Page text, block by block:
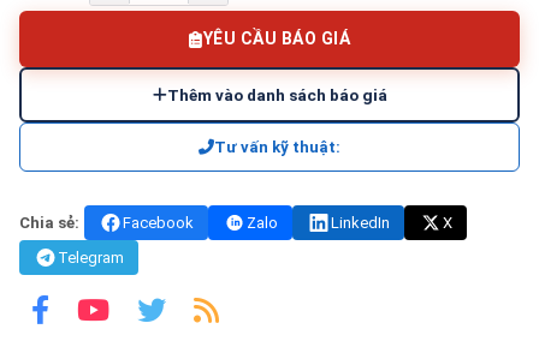
YÊU CẦU BÁO GIÁ
Thêm vào danh sách báo giá
Tư vấn kỹ thuật:
Chia sẻ: Facebook Zalo LinkedIn
X
Telegram